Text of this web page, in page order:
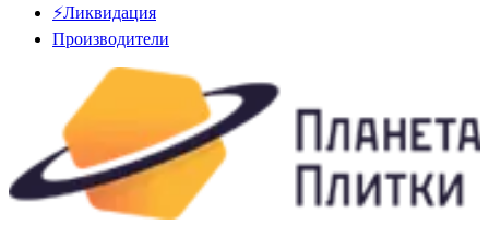
⚡Ликвидация
Производители